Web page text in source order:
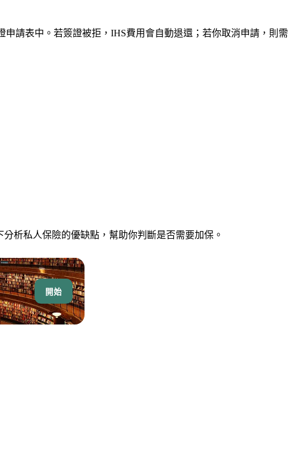
請表中。若簽證被拒，IHS費用會自動退還；若你取消申請，則需
析私人保險的優缺點，幫助你判斷是否需要加保。
開始